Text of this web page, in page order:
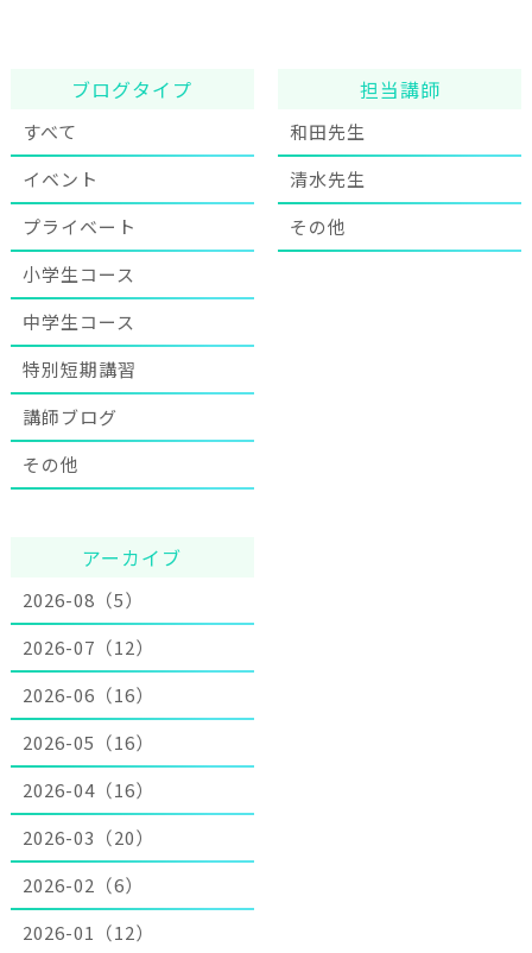
ブログタイプ
すべて
イベント
プライベート
小学生コース
中学生コース
特別短期講習
講師ブログ
その他
担当講師
和田先生
清水先生
その他
アーカイブ
2026-08（5）
2026-07（12）
2026-06（16）
2026-05（16）
2026-04（16）
2026-03（20）
2026-02（6）
2026-01（12）